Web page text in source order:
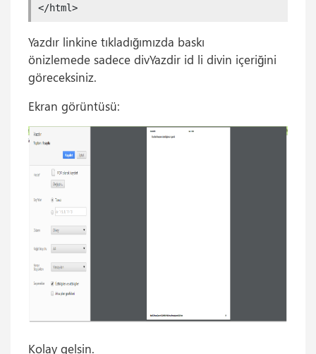
</html>
Yazdır linkine tıkladığımızda baskı
önizlemede sadece divYazdir id li divin içeriğini
göreceksiniz.
Ekran görüntüsü:
Kolay gelsin.